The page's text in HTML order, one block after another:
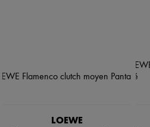
LOEWE